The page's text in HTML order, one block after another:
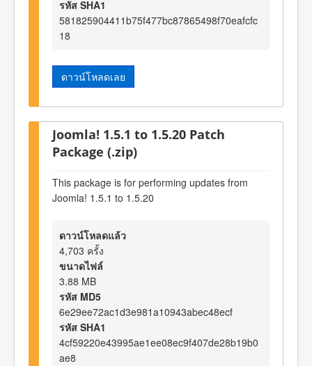
รหัส SHA1
581825904411b75f477bc87865498f70eafcfc
18
ดาวน์โหลดเลย
Joomla! 1.5.1 to 1.5.20 Patch
Package (.zip)
This package is for performing updates from
Joomla! 1.5.1 to 1.5.20
ดาวน์โหลดแล้ว
4,703 ครั้ง
ขนาดไฟล์
3.88 MB
รหัส MD5
6e29ee72ac1d3e981a10943abec48ecf
รหัส SHA1
4cf59220e43995ae1ee08ec9f407de28b19b0
ae8